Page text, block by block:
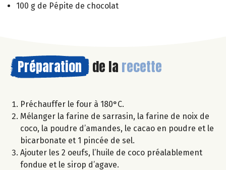
100 g de Pépite de chocolat
Préparation de la recette
Préchauffer le four à 180°C.
Mélanger la farine de sarrasin, la farine de noix de
coco, la poudre d’amandes, le cacao en poudre et le
bicarbonate et 1 pincée de sel.
Ajouter les 2 oeufs, l’huile de coco préalablement
fondue et le sirop d’agave.